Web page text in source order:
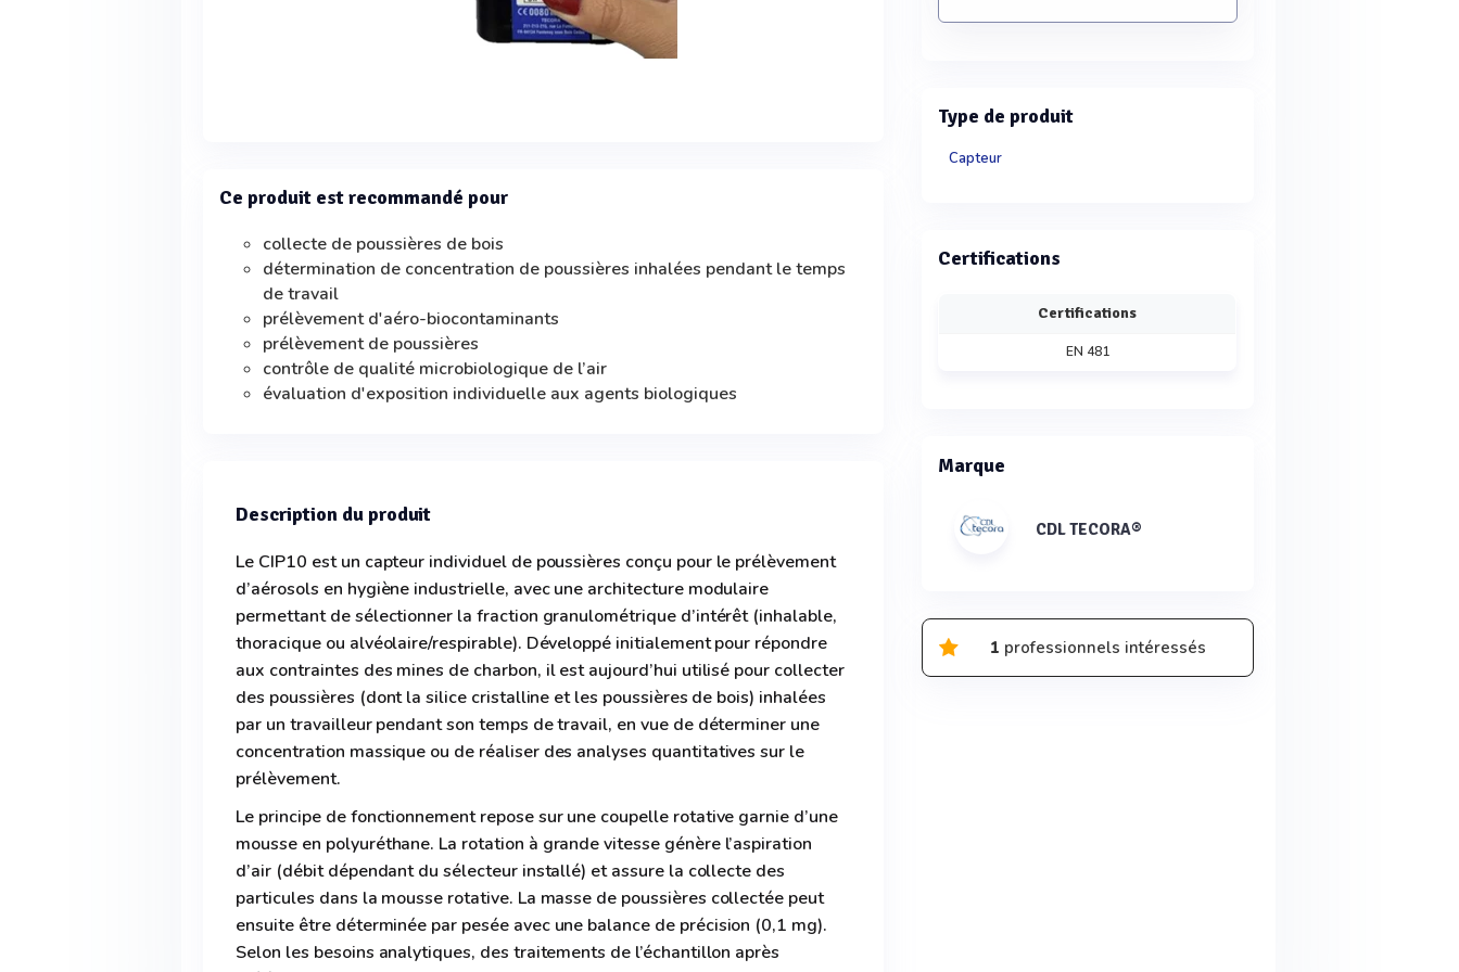
Ce produit est recommandé pour
collecte de poussières de bois
détermination de concentration de poussières inhalées pendant le temps
de travail
prélèvement d'aéro-biocontaminants
prélèvement de poussières
contrôle de qualité microbiologique de l’air
évaluation d'exposition individuelle aux agents biologiques
Description du produit
Le CIP10 est un capteur individuel de poussières conçu pour le prélèvement
d’aérosols en hygiène industrielle, avec une architecture modulaire
permettant de sélectionner la fraction granulométrique d’intérêt (inhalable,
thoracique ou alvéolaire/respirable). Développé initialement pour répondre
aux contraintes des mines de charbon, il est aujourd’hui utilisé pour collecter
des poussières (dont la silice cristalline et les poussières de bois) inhalées
par un travailleur pendant son temps de travail, en vue de déterminer une
concentration massique ou de réaliser des analyses quantitatives sur le
prélèvement.
Le principe de fonctionnement repose sur une coupelle rotative garnie d’une
mousse en polyuréthane. La rotation à grande vitesse génère l’aspiration
d’air (débit dépendant du sélecteur installé) et assure la collecte des
particules dans la mousse rotative. La masse de poussières collectée peut
ensuite être déterminée par pesée avec une balance de précision (0,1 mg).
Selon les besoins analytiques, des traitements de l’échantillon après
Type de produit
Capteur
Certifications
Certifications
EN 481
Marque
CDL TECORA®
1 professionnels intéressés